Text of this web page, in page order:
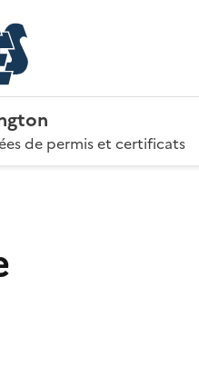
de permis et certificats